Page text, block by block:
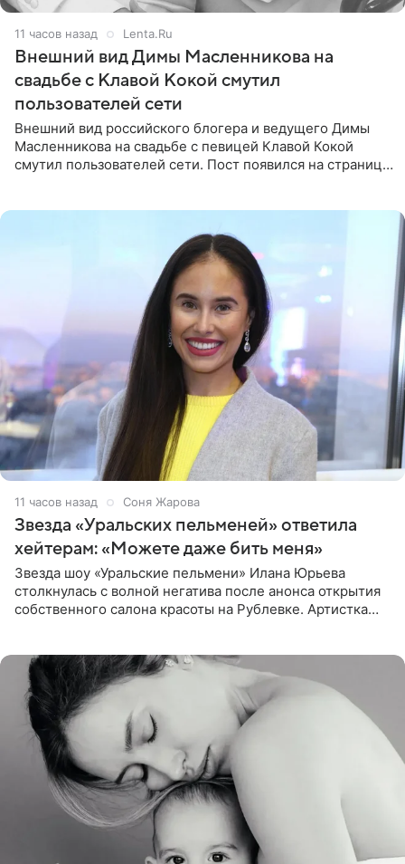
11 часов назад Lenta.Ru
Внешний вид Димы Масленникова на
свадьбе с Клавой Кокой смутил
пользователей сети
Внешний вид российского блогера и ведущего Димы
Масленникова на свадьбе с певицей Клавой Кокой
смутил пользователей сети. Пост появился на странице
11 часов назад Соня Жарова
Звезда «Уральских пельменей» ответила
хейтерам: «Можете даже бить меня»
Звезда шоу «Уральские пельмени» Илана Юрьева
столкнулась с волной негатива после анонса открытия
собственного салона красоты на Рублевке. Артистка